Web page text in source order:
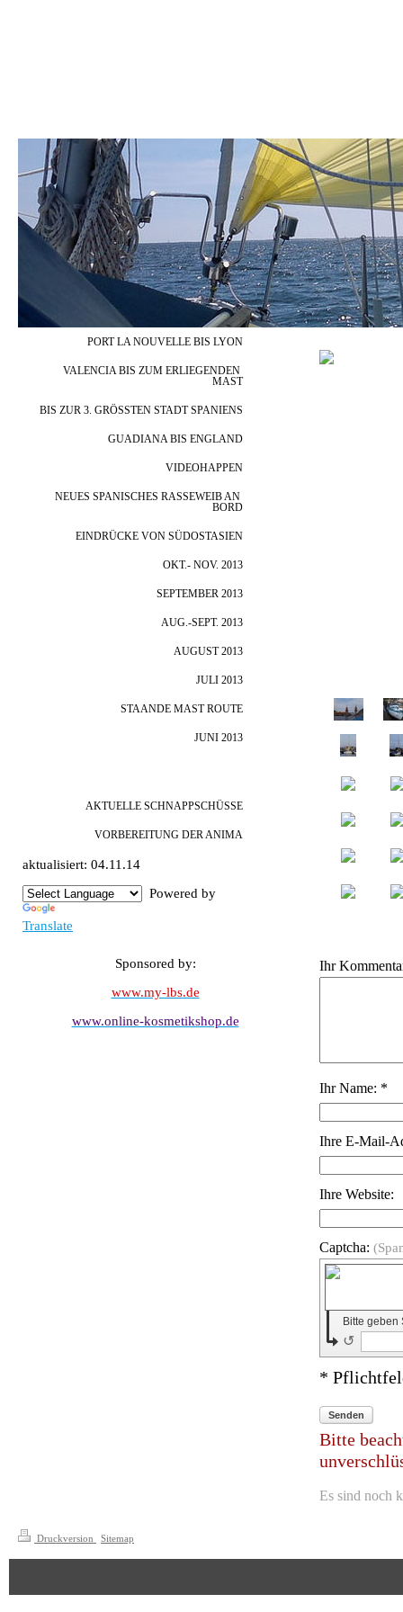
Ihr
Ihr Name: *
Ihre E-Mail-
Ihre Website:
Captcha:
Bitte geben
↺
*
Senden
Bitte
Es sind noch
PORT LA NOUVELLE BIS LYON
VALENCIA BIS ZUM ERLIEGENDEN
MAST
BIS ZUR 3. GRÖSSTEN STADT SPANIENS
GUADIANA BIS ENGLAND
VIDEOHAPPEN
NEUES SPANISCHES RASSEWEIB AN
BORD
EINDRÜCKE VON SÜDOSTASIEN
OKT.- NOV. 2013
SEPTEMBER 2013
AUG.-SEPT. 2013
AUGUST 2013
JULI 2013
STAANDE MAST ROUTE
JUNI 2013
AKTUELLE SCHNAPPSCHÜSSE
VORBEREITUNG DER ANIMA
aktualisiert: 04.11.14
Powered by
Translate
Sponsored by:
www.my-lbs.de
www.online-kosmetikshop.de
Druckversion
Sitemap